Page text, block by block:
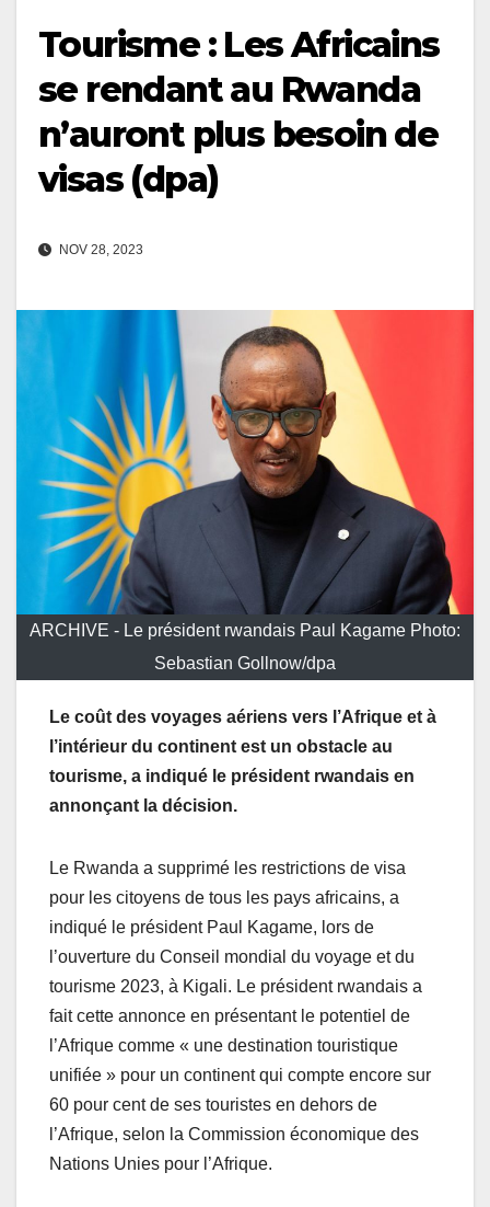
Tourisme : Les Africains
se rendant au Rwanda
n’auront plus besoin de
visas (dpa)
NOV 28, 2023
ARCHIVE - Le président rwandais Paul Kagame Photo:
Sebastian Gollnow/dpa
Le coût des voyages aériens vers l’Afrique et à
l’intérieur du continent est un obstacle au
tourisme, a indiqué le président rwandais en
annonçant la décision.
Le Rwanda a supprimé les restrictions de visa
pour les citoyens de tous les pays africains, a
indiqué le président Paul Kagame, lors de
l’ouverture du Conseil mondial du voyage et du
tourisme 2023, à Kigali. Le président rwandais a
fait cette annonce en présentant le potentiel de
l’Afrique comme « une destination touristique
unifiée » pour un continent qui compte encore sur
60 pour cent de ses touristes en dehors de
l’Afrique, selon la Commission économique des
Nations Unies pour l’Afrique.